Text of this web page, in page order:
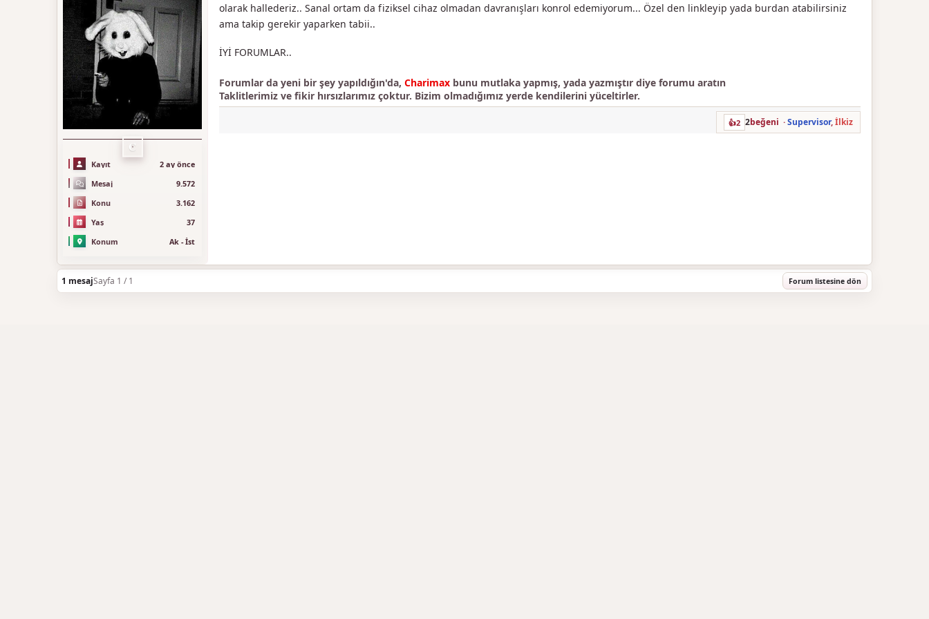
C
Kayıt
2 ay önce
Mesaj
9.572
Konu
3.162
Yaş
37
Konum
Ak - İst
olarak hallederiz.. Sanal ortam da fiziksel cihaz olmadan davranışları konrol edemiyorum... Özel den linkleyip yada burdan atabilirsiniz
ama takip gerekir yaparken tabii..
İYİ FORUMLAR..
Forumlar da yeni bir şey yapıldığın'da, Charimax bunu mutlaka yapmış, yada yazmıştır diye forumu aratın
Taklitlerimiz ve fikir hırsızlarımız çoktur. Bizim olmadığımız yerde kendilerini yüceltirler.
👍2 2beğeni ·Supervisor,İlkiz
1 mesajSayfa 1 / 1 Forum listesine dön